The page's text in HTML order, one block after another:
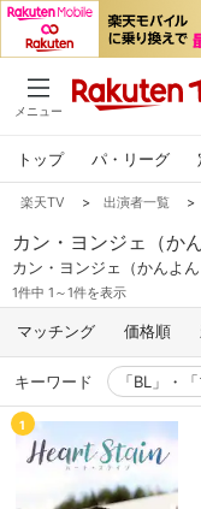
メニュー
トップ パ・リーグ
楽天TV > 出演者一覧 >
カン・ヨンジェ（か
カン・ヨンジェ（かんよ
1件中 1～1件を表示
マッチング 価格順
キーワード 「BL」・
1